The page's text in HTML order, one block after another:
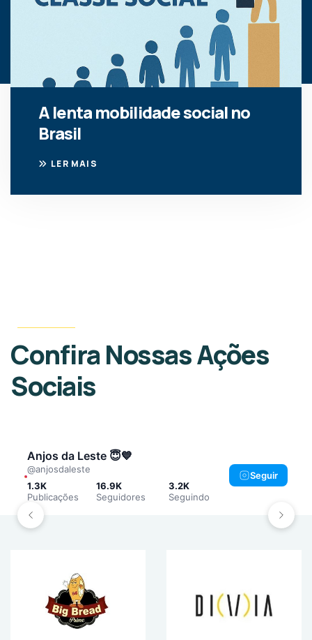
A lenta mobilidade social no
Brasil
LER MAIS
Confira Nossas Ações
Sociais
Anjos da Leste 😇💙
@anjosdaleste
1.3K
Publicações
16.9K
Seguidores
3.2K
Seguindo
Seguir